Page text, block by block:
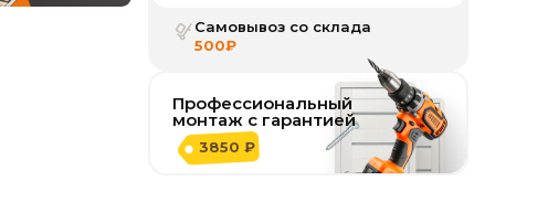
Самовывоз со склада
500₽
Профессиональный
монтаж с гарантией
3850 ₽